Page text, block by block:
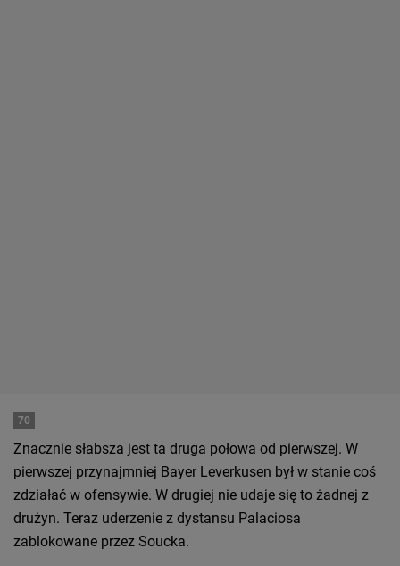
70
Znacznie słabsza jest ta druga połowa od pierwszej. W
pierwszej przynajmniej Bayer Leverkusen był w stanie coś
zdziałać w ofensywie. W drugiej nie udaje się to żadnej z
drużyn. Teraz uderzenie z dystansu Palaciosa
zablokowane przez Soucka.